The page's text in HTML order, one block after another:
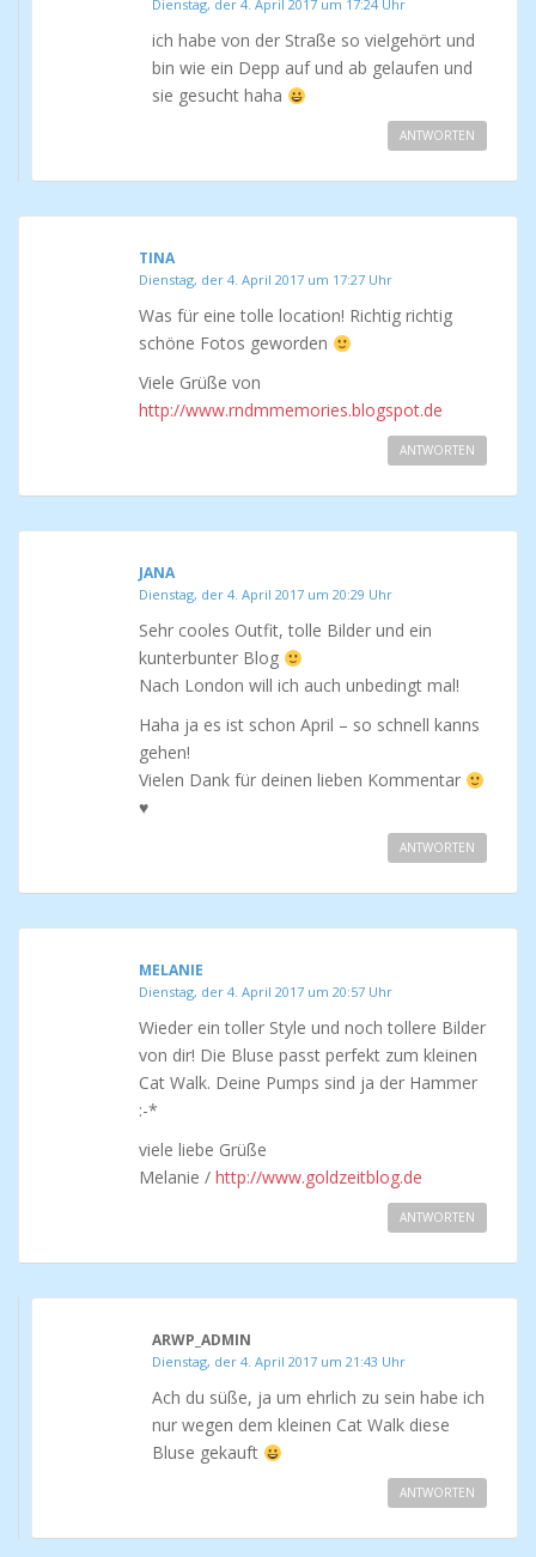
Dienstag, der 4. April 2017 um 17:24 Uhr
ich habe von der Straße so vielgehört und
bin wie ein Depp auf und ab gelaufen und
sie gesucht haha
ANTWORTEN
TINA
Dienstag, der 4. April 2017 um 17:27 Uhr
Was für eine tolle location! Richtig richtig
schöne Fotos geworden
Viele Grüße von
http://www.rndmmemories.blogspot.de
ANTWORTEN
JANA
Dienstag, der 4. April 2017 um 20:29 Uhr
Sehr cooles Outfit, tolle Bilder und ein
kunterbunter Blog
Nach London will ich auch unbedingt mal!
Haha ja es ist schon April – so schnell kanns
gehen!
Vielen Dank für deinen lieben Kommentar
♥
ANTWORTEN
MELANIE
Dienstag, der 4. April 2017 um 20:57 Uhr
Wieder ein toller Style und noch tollere Bilder
von dir! Die Bluse passt perfekt zum kleinen
Cat Walk. Deine Pumps sind ja der Hammer
:-*
viele liebe Grüße
Melanie / http://www.goldzeitblog.de
ANTWORTEN
ARWP_ADMIN
Dienstag, der 4. April 2017 um 21:43 Uhr
Ach du süße, ja um ehrlich zu sein habe ich
nur wegen dem kleinen Cat Walk diese
Bluse gekauft
ANTWORTEN